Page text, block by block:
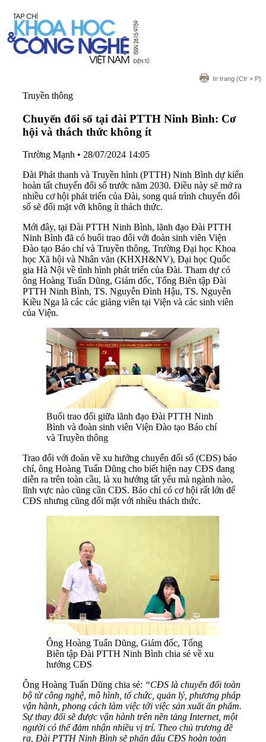
In trang (Ctr + P)
Truyền thông
Chuyển đổi số tại đài PTTH Ninh Bình: Cơ
hội và thách thức không ít
Trường Mạnh • 28/07/2024 14:05
Đài Phát thanh và Truyền hình (PTTH) Ninh Bình dự kiến
hoàn tất chuyển đổi số trước năm 2030. Điều này sẽ mở ra
nhiều cơ hội phát triển của Đài, song quá trình chuyển đổi
số sẽ đối mặt với không ít thách thức.
Mới đây, tại Đài PTTH Ninh Bình, lãnh đạo Đài PTTH
Ninh Bình đã có buổi trao đổi với đoàn sinh viên Viện
Đào tạo Báo chí và Truyền thông, Trường Đại học Khoa
học Xã hội và Nhân văn (KHXH&NV), Đại học Quốc
gia Hà Nội về tình hình phát triển của Đài. Tham dự có
ông Hoàng Tuấn Dũng, Giám đốc, Tổng Biên tập Đài
PTTH Ninh Bình, TS. Nguyễn Đình Hậu, TS. Nguyễn
Kiều Nga là các các giảng viên tại Viện và các sinh viên
của Viện.
Buổi trao đổi giữa lãnh đạo Đài PTTH Ninh
Bình và đoàn sinh viên Viện Đào tạo Báo chí
và Truyền thông
Trao đổi với đoàn về xu hướng chuyển đổi số (CĐS) báo
chí, ông Hoàng Tuấn Dũng cho biết hiện nay CĐS đang
diễn ra trên toàn cầu, là xu hướng tất yếu mà ngành nào,
lĩnh vực nào cũng cần CĐS. Báo chí có cơ hội rất lớn để
CĐS nhưng cũng đối mặt với nhiều thách thức.
Ông Hoàng Tuấn Dũng, Giám đốc, Tổng
Biên tập Đài PTTH Ninh Bình chia sẻ về xu
hướng CĐS
Ông Hoàng Tuấn Dũng chia sẻ: “CĐS là chuyển đổi toàn
bộ từ công nghệ, mô hình, tổ chức, quản lý, phương pháp
vận hành, phong cách làm việc tới việc sản xuất ấn phẩm.
Sự thay đổi sẽ được vận hành trên nền tảng Internet, một
người có thể đảm nhận nhiều vị trí. Theo chủ trương đề
ra, Đài PTTH Ninh Bình sẽ phấn đấu CĐS hoàn toàn